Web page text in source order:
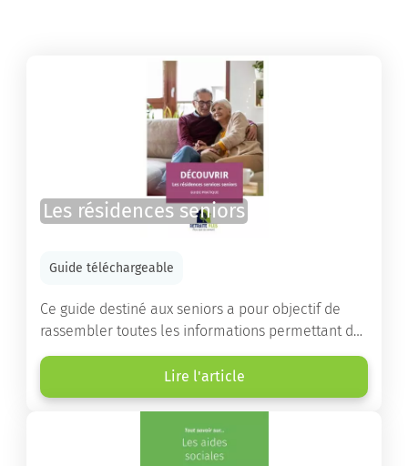
Les résidences seniors
Guide téléchargeable
Ce guide destiné aux seniors a pour objectif de
rassembler toutes les informations permettant de
choisir la résidence services seniors adaptée.
Lire l'article